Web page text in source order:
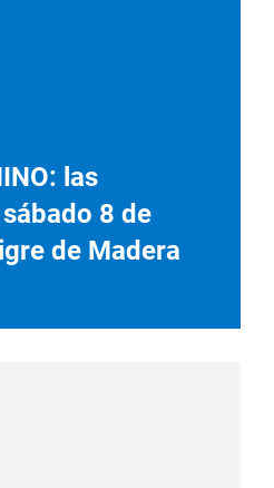
las
8 de
de Madera